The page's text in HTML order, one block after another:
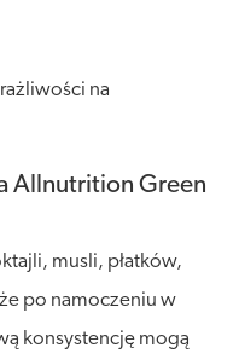
na
Allnutrition Green
musli, płatków,
po namoczeniu w
konsystencję mogą